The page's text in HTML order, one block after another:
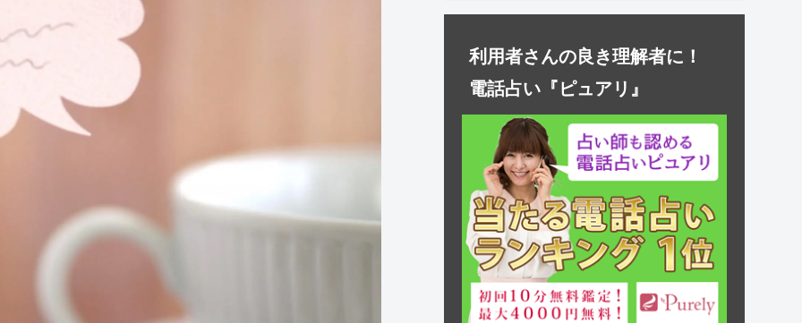
利用者さんの良き理解者に！
電話占い『ピュアリ』